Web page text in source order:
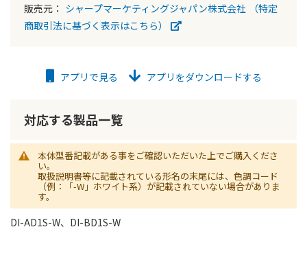
販売元： シャープマーケティングジャパン株式会社
（特定
商取引法に基づく表示はこちら）
アプリで見る アプリをダウンロードする
対応する製品一覧
本体型番記載がある事をご確認いただいた上でご購入くださ
い。
取扱説明書等に記載されている形名の末尾には、色調コード
（例：「-W」ホワイト系）が記載されていない場合がありま
す。
DI-AD1S-W、DI-BD1S-W